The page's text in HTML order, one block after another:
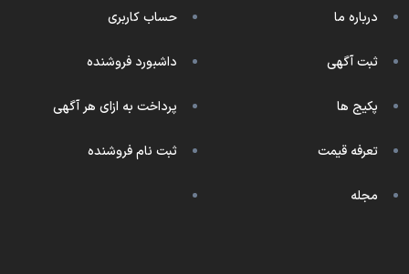
درباره ما
ثبت آگهی
پکیج ها
تعرفه قیمت
مجله
حساب کاربری
داشبورد فروشنده
پرداخت به ازای هر آگهی
ثبت نام فروشنده